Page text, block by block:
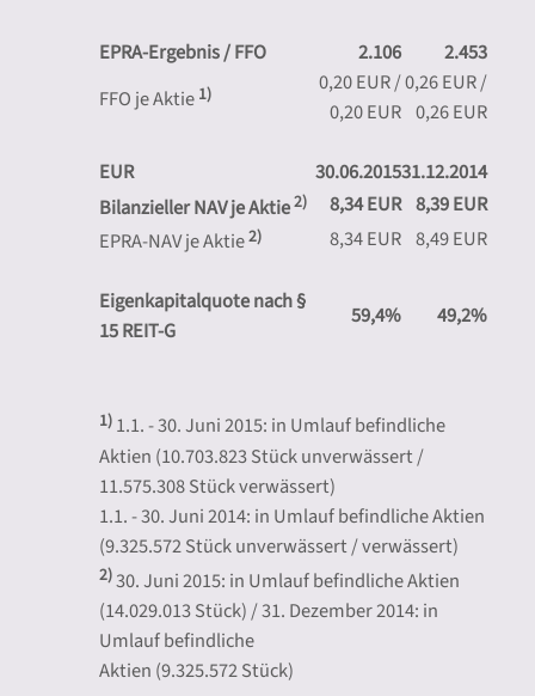
EPRA-Ergebnis / FFO 2.106
2.453
FFO je Aktie 1)
0,20 EUR /
0,20 EUR
0,26 EUR /
0,26 EUR
EUR 30.06.201531.12.2014
Bilanzieller NAV je Aktie2) 8,34 EUR 8,39 EUR
EPRA-NAV je Aktie2) 8,34 EUR 8,49 EUR
Eigenkapitalquote nach §
15 REIT-G
59,4% 49,2%
1)1.1. - 30. Juni 2015: in Umlauf befindliche
Aktien (10.703.823 Stück unverwässert /
11.575.308 Stück verwässert)
1.1. - 30. Juni 2014: in Umlauf befindliche Aktien
(9.325.572 Stück unverwässert / verwässert)
2)30. Juni 2015: in Umlauf befindliche Aktien
(14.029.013 Stück) / 31. Dezember 2014: in
Umlauf befindliche
Aktien (9.325.572 Stück)